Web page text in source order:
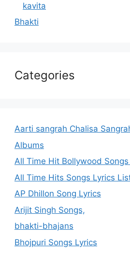
kavita
Bhakti
Categories
Aarti sangrah Chalisa
Albums
All Time Hit Bollywood Songs
All Time Hits Songs Lyrics
AP Dhillon Song Lyrics
Arijit Singh Songs,
bhakti-bhajans
Bhojpuri Songs Lyrics